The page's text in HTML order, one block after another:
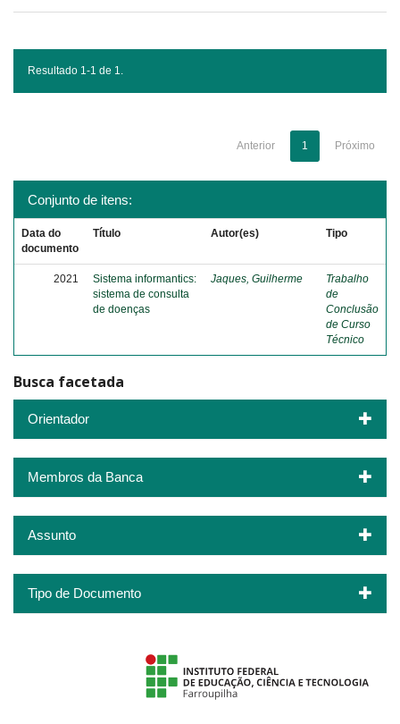
Resultado 1-1 de 1.
Anterior 1 Próximo
Conjunto de itens:
Data do
documento
Título Autor(es) Tipo
2021
Sistema informantics:
sistema de consulta
de doenças
Jaques, Guilherme
Trabalho
de
Conclusão
de Curso
Técnico
Busca facetada
Orientador
Membros da Banca
Assunto
Tipo de Documento